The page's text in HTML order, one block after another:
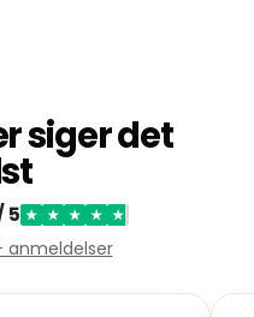
siger det
5 ★ ★ ★ ★ ★
anmeldelser